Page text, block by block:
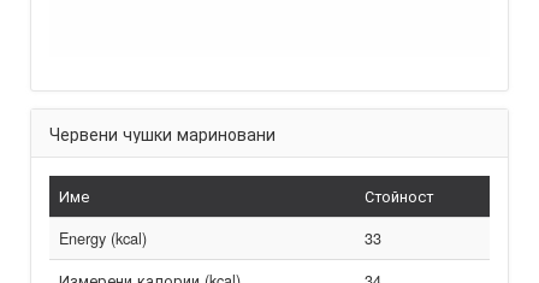
Червени чушки мариновани
Име
Стойност
Energy (kcal)
33